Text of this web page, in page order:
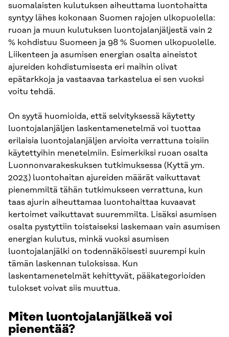
suomalaisten kulutuksen aiheuttama luontohaitta
syntyy lähes kokonaan Suomen rajojen ulkopuolella:
ruoan ja muun kulutuksen luontojalanjäljestä vain 2
% kohdistuu Suomeen ja 98 % Suomen ulkopuolelle.
Liikenteen ja asumisen energian osalta aineistot
ajureiden kohdistumisesta eri maihin olivat
epätarkkoja ja vastaavaa tarkastelua ei sen vuoksi
voitu tehdä.
On syytä huomioida, että selvityksessä käytetty
luontojalanjäljen laskentamenetelmä voi tuottaa
erilaisia luontojalanjäljen arvioita verrattuna toisiin
käytettyihin menetelmiin. Esimerkiksi ruoan osalta
Luonnonvarakeskuksen tutkimuksessa (Kyttä ym.
2023) luontohaitan ajureiden määrät vaikuttavat
pienemmiltä tähän tutkimukseen verrattuna, kun
taas ajurin aiheuttamaa luontohaittaa kuvaavat
kertoimet vaikuttavat suuremmilta. Lisäksi asumisen
osalta pystyttiin toistaiseksi laskemaan vain asumisen
energian kulutus, minkä vuoksi asumisen
luontojalanjälki on todennäköisesti suurempi kuin
tämän laskennan tuloksissa. Kun
laskentamenetelmät kehittyvät, pääkategorioiden
tulokset voivat siis muuttua.
Miten luontojalanjälkeä voi
pienentää?